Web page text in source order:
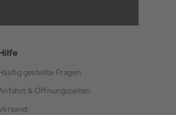
gestellte Fragen
& Öffnungszeiten